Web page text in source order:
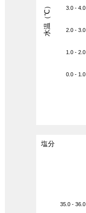
3.0 - 4.0
2.0 - 3.0
1.0 - 2.0
0.0 - 1.0
水温（℃）
塩分
35.0 - 36.0